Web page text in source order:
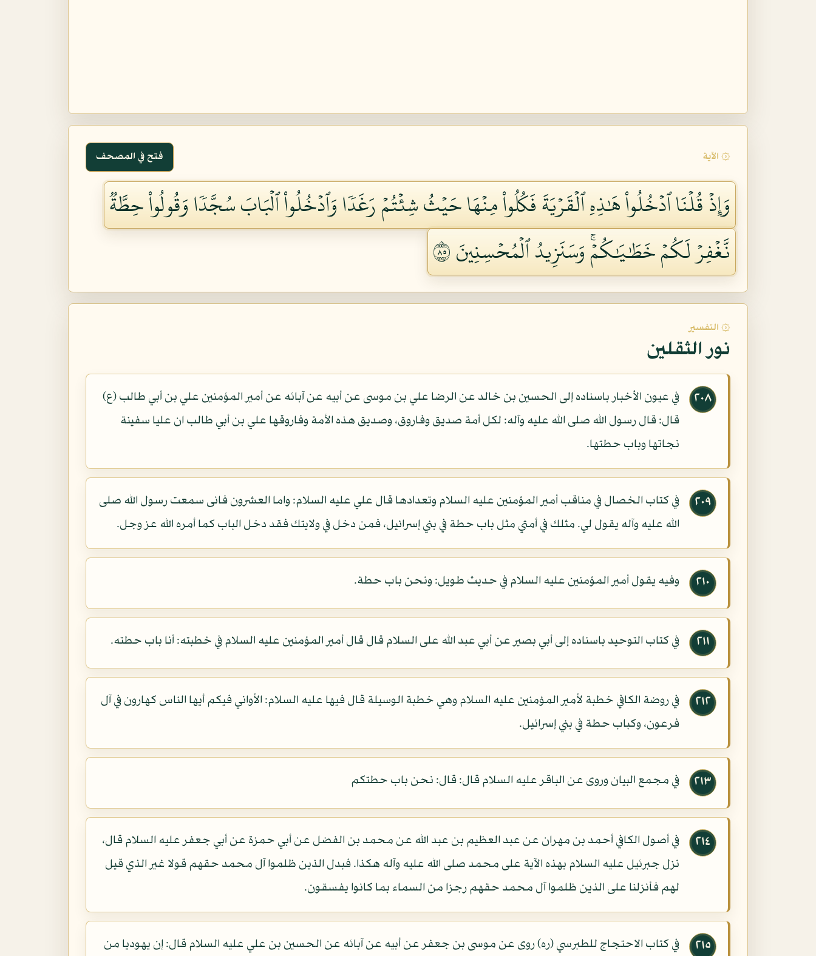
۞ الآية فتح في المصحف
وَإِذۡ قُلۡنَا ٱدۡخُلُواْ هَٰذِهِ ٱلۡقَرۡيَةَ فَكُلُواْ مِنۡهَا حَيۡثُ شِئۡتُمۡ رَغَدٗا وَٱدۡخُلُواْ ٱلۡبَابَ سُجَّدٗا وَقُولُواْ حِطَّةٞ
نَّغۡفِرۡ لَكُمۡ خَطَٰيَٰكُمۡۚ وَسَنَزِيدُ ٱلۡمُحۡسِنِينَ ٥٨
۞ التفسير
نور الثقلين
٢٠٨
في عيون الأخبار باسناده إلى الحسين بن خالد عن الرضا علي بن موسى عن أبيه عن آبائه عن أمير المؤمنين علي بن أبي طالب (ع)
قال: قال رسول الله صلى الله عليه وآله: لكل أمة صديق وفاروق، وصديق هذه الأمة وفاروقها علي بن أبي طالب ان عليا سفينة
نجاتها وباب حطتها.
٢٠٩
في كتاب الخصال في مناقب أمير المؤمنين عليه السلام وتعدادها قال علي عليه السلام: واما العشرون فانى سمعت رسول الله صلى
الله عليه وآله يقول لي. مثلك في أمتي مثل باب حطة في بني إسرائيل، فمن دخل في ولايتك فقد دخل الباب كما أمره الله عز وجل.
٢١٠ وفيه يقول أمير المؤمنين عليه السلام في حديث طويل: ونحن باب حطة.
٢١١ في كتاب التوحيد باسناده إلى أبي بصير عن أبي عبد الله على السلام قال قال أمير المؤمنين عليه السلام في خطبته: أنا باب حطته.
٢١٢
في روضة الكافي خطبة لأمير المؤمنين عليه السلام وهي خطبة الوسيلة قال فيها عليه السلام: الأواني فيكم أيها الناس كهارون في آل
فرعون، وكباب حطة في بني إسرائيل.
٢١٣ في مجمع البيان وروى عن الباقر عليه السلام قال: قال: نحن باب حطتكم
٢١٤
في أصول الكافي أحمد بن مهران عن عبد العظيم بن عبد الله عن محمد بن الفضل عن أبي حمزة عن أبي جعفر عليه السلام قال،
نزل جبرئيل عليه السلام بهذه الآية على محمد صلى الله عليه وآله هكذا. فبدل الذين ظلموا آل محمد حقهم قولا غير الذي قيل
لهم فأنزلنا على الذين ظلموا آل محمد حقهم رجزا من السماء بما كانوا يفسقون.
٢١٥
في كتاب الاحتجاج للطبرسي (ره) روى عن موسى بن جعفر عن أبيه عن آبائه عن الحسين بن علي عليه السلام قال: إن يهوديا من